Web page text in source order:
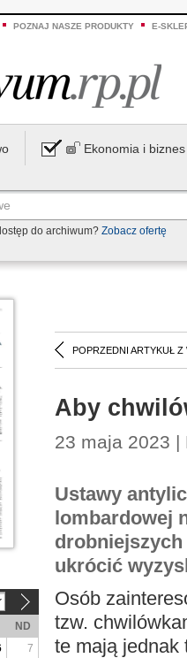
POZNAJ NASZE PRODUKTY E-
Ekonomia i biznes
do archiwum? Zobacz ofertę
POPRZEDNI ARTYKUŁ Z
Aby
23 maja 2023 |
Ustawy
lombardowej
ukrócić
Osób
tzw.
te mają jednak
ND
7